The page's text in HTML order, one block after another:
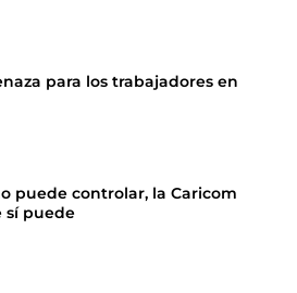
para los trabajadores en
puede controlar, la Caricom
sí puede